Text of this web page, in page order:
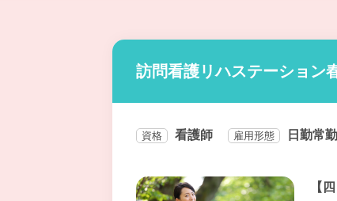
訪問看護リハステーション
資格 看護師 雇用形態 日勤常勤
【